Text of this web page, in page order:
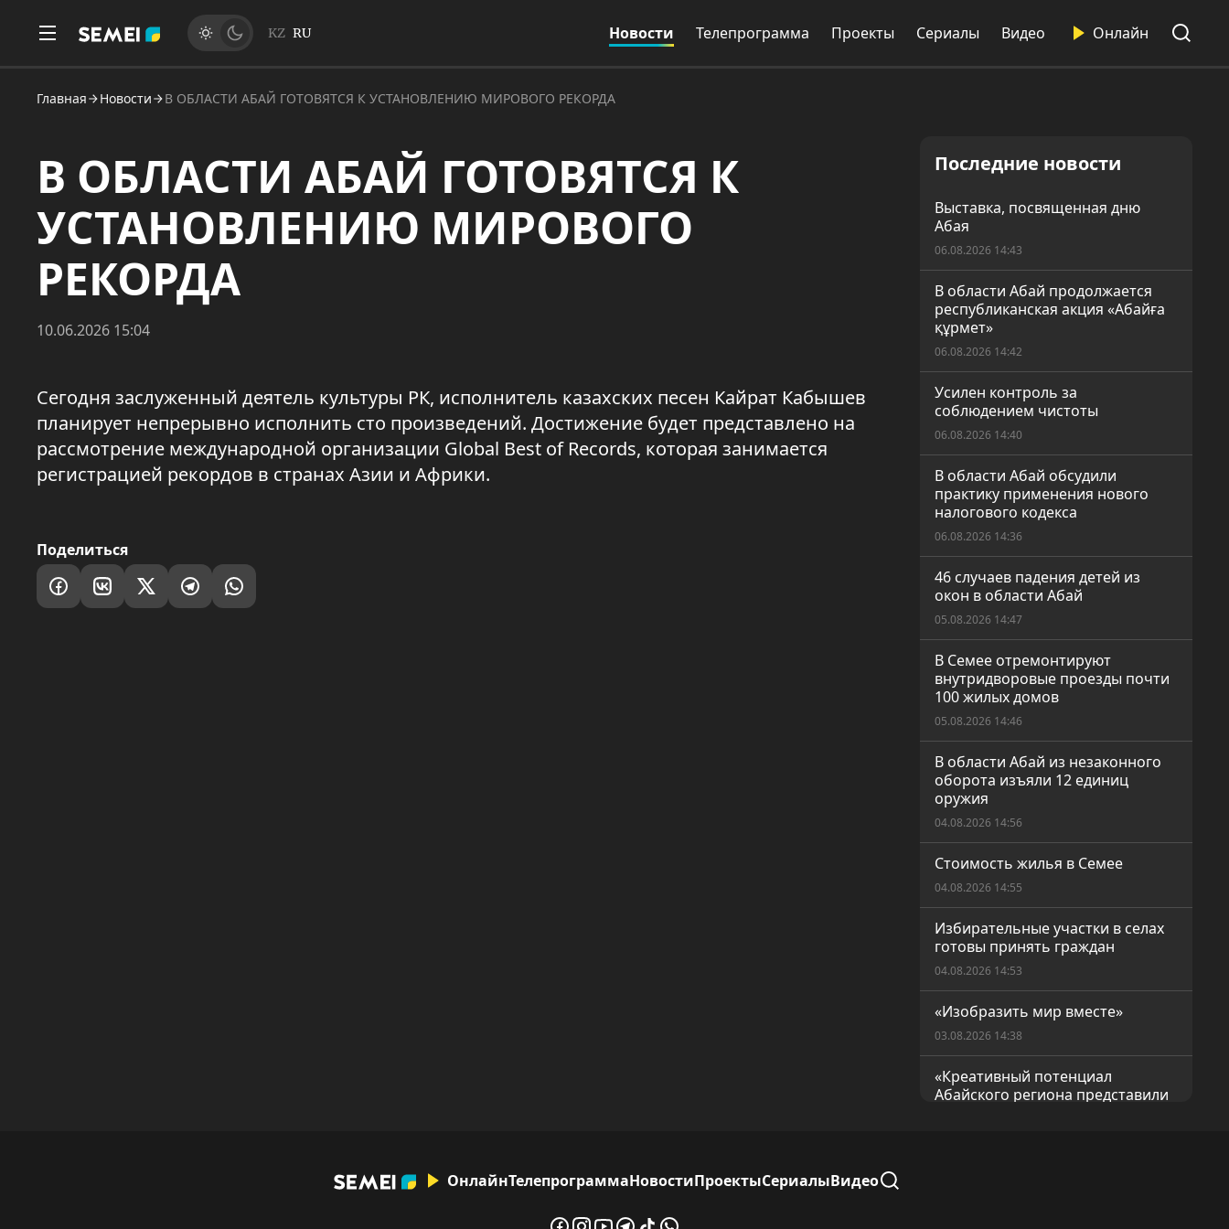
KZ RU Новости Телепрограмма Проекты Сериалы Видео Онлайн
Главная Новости В ОБЛАСТИ АБАЙ ГОТОВЯТСЯ К УСТАНОВЛЕНИЮ МИРОВОГО РЕКОРДА
В ОБЛАСТИ АБАЙ ГОТОВЯТСЯ К
УСТАНОВЛЕНИЮ МИРОВОГО
РЕКОРДА
10.06.2026 15:04
Сегодня заслуженный деятель культуры РК, исполнитель казахских песен Кайрат Кабышев
планирует непрерывно исполнить сто произведений. Достижение будет представлено на
рассмотрение международной организации Global Best of Records, которая занимается
регистрацией рекордов в странах Азии и Африки.
Поделиться
Последние новости
Выставка, посвященная дню
Абая
06.08.2026 14:43
В области Абай продолжается
республиканская акция «Абайға
құрмет»
06.08.2026 14:42
Усилен контроль за
соблюдением чистоты
06.08.2026 14:40
В области Абай обсудили
практику применения нового
налогового кодекса
06.08.2026 14:36
46 случаев падения детей из
окон в области Абай
05.08.2026 14:47
В Семее отремонтируют
внутридворовые проезды почти
100 жилых домов
05.08.2026 14:46
В области Абай из незаконного
оборота изъяли 12 единиц
оружия
04.08.2026 14:56
Стоимость жилья в Семее
04.08.2026 14:55
Избирательные участки в селах
готовы принять граждан
04.08.2026 14:53
«Изобразить мир вместе»
03.08.2026 14:38
«Креативный потенциал
Абайского региона представили
ОнлайнТелепрограммаНовостиПроектыСериалыВидео